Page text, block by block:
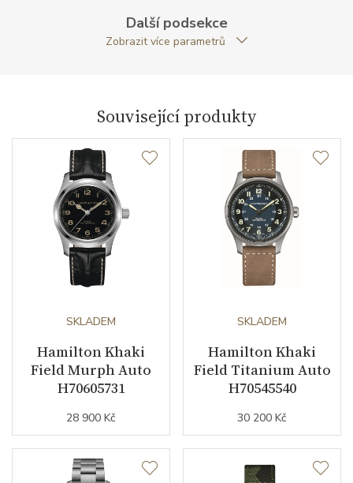
kulatý
Průměr pouzdra (mm) 42.00
Typ strojku H-10 Hamilton
Rezerva chodu strojku
Kalibr strojku automatický nátah
Kameny strojku
Kyvy strojku 21600
Datumovka
Další podsekce
Zobrazit více parametrů
Související produkty
SKLADEM
Hamilton Khaki
Field Murph Auto
H70605731
28 900 Kč
SKLADEM
Hamilton Khaki
Field Titanium Auto
H70545540
30 200 Kč